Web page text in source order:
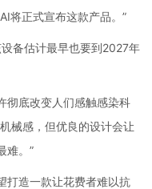
将正式宣布这款产品。”
备估计最早也要到2027年
彻底改变人们感触感染科
械感，但优良的设计会让
难。”
打造一款让花费者难以抗